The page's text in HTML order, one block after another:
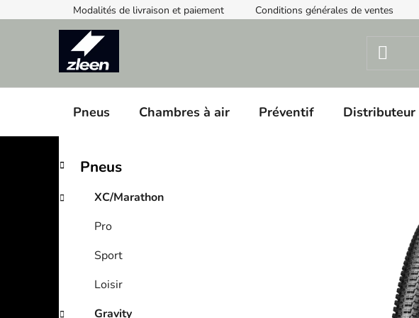
to
Modalités de livraison et paiement Conditions générales de ventes
Pneus Chambres à air Préventif Distributeur
S
d
Skip
categories
C
a
e
Pneus
XC/Marathon
Pro
Sport
Loisir
Gravity